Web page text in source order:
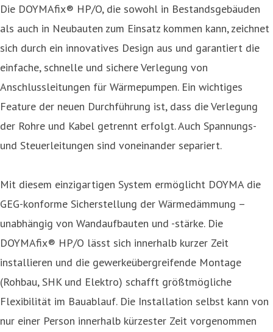
Die DOYMAfix® HP/O, die sowohl in Bestandsgebäuden
als auch in Neubauten zum Einsatz kommen kann, zeichnet
sich durch ein innovatives Design aus und garantiert die
einfache, schnelle und sichere Verlegung von
Anschlussleitungen für Wärmepumpen. Ein wichtiges
Feature der neuen Durchführung ist, dass die Verlegung
der Rohre und Kabel getrennt erfolgt. Auch Spannungs-
und Steuerleitungen sind voneinander separiert.
Mit diesem einzigartigen System ermöglicht DOYMA die
GEG-konforme Sicherstellung der Wärmedämmung –
unabhängig von Wandaufbauten und -stärke. Die
DOYMAfix® HP/O lässt sich innerhalb kurzer Zeit
installieren und die gewerkeübergreifende Montage
(Rohbau, SHK und Elektro) schafft größtmögliche
Flexibilität im Bauablauf. Die Installation selbst kann von
nur einer Person innerhalb kürzester Zeit vorgenommen